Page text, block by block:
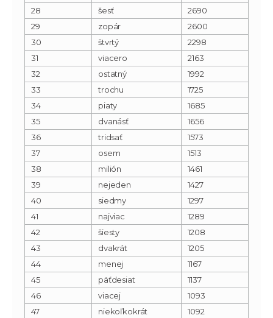
28
šesť
2690
29
zopár
2600
30
štvrtý
2298
31
viacero
2163
32
ostatný
1992
33
trochu
1725
34
piaty
1685
35
dvanásť
1656
36
tridsať
1573
37
osem
1513
38
milión
1461
39
nejeden
1427
40
siedmy
1297
41
najviac
1289
42
šiesty
1208
43
dvakrát
1205
44
menej
1167
45
päťdesiat
1137
46
viacej
1093
47
niekoľkokrát
1092